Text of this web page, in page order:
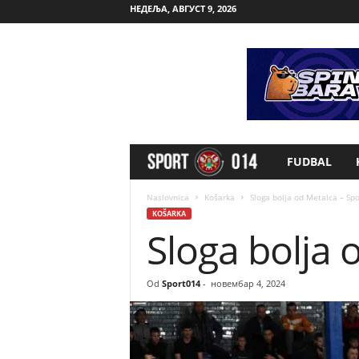
НЕДЕЉА, АВГУСТ 9, 2026
p
r
t
0
FUDBAL
Naslovnica Košarka Sloga bolja od Metalca –
KOŠARKA
Sloga bolja
Od Sport014- новембар 4, 2024